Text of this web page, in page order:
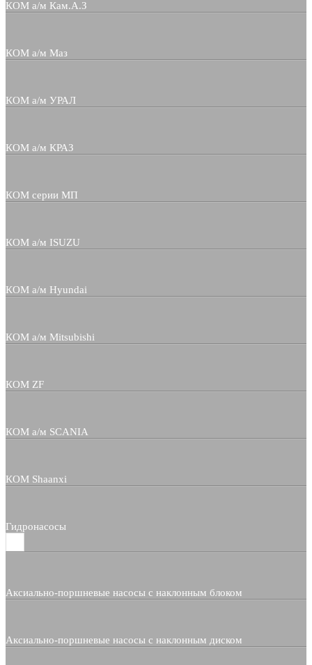
КОМ а/м Кам.А.З
КОМ а/м Маз
КОМ а/м УРАЛ
КОМ а/м КРАЗ
КОМ серии МП
КОМ а/м ISUZU
КОМ а/м Hyundai
КОМ а/м Mitsubishi
КОМ ZF
КОМ а/м SCANIA
КОМ Shaanxi
Гидронасосы
Аксиально-поршневые насосы с наклонным блоком
Аксиально-поршневые насосы с наклонным диском